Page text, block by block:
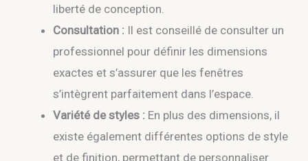
liberté de conception.
Consultation : Il est conseillé de consulter un
professionnel pour définir les dimensions
exactes et s’assurer que les fenêtres
s’intègrent parfaitement dans l’espace.
Variété de styles : En plus des dimensions, il
existe également différentes options de style
et de finition, permettant de personnaliser